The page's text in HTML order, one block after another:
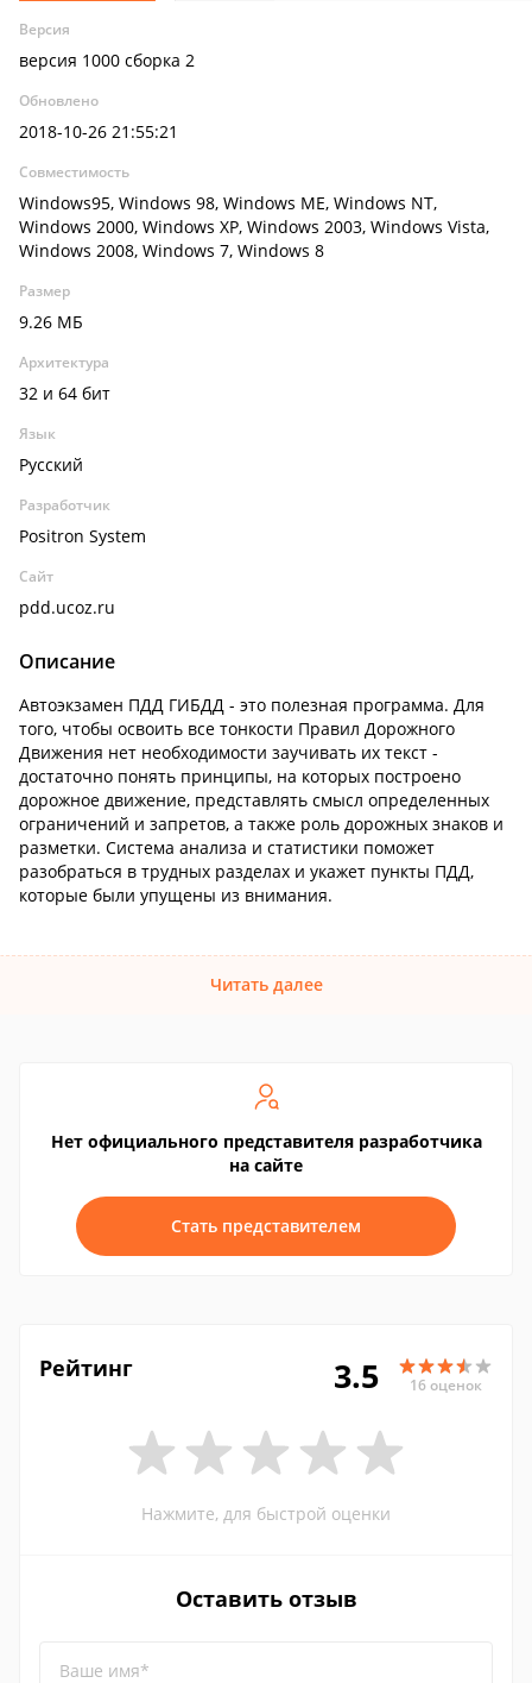
Версия
версия 1000 сборка 2
Обновлено
2018-10-26 21:55:21
Совместимость
Windows95, Windows 98, Windows ME, Windows NT,
Windows 2000, Windows XP, Windows 2003, Windows Vista,
Windows 2008, Windows 7, Windows 8
Размер
9.26 МБ
Архитектура
32 и 64 бит
Язык
Русский
Разработчик
Positron System
Сайт
pdd.ucoz.ru
Описание
Автоэкзамен ПДД ГИБДД - это полезная программа. Для
того, чтобы освоить все тонкости Правил Дорожного
Движения нет необходимости заучивать их текст -
достаточно понять принципы, на которых построено
дорожное движение, представлять смысл определенных
ограничений и запретов, а также роль дорожных знаков и
разметки. Система анализа и статистики поможет
разобраться в трудных разделах и укажет пункты ПДД,
которые были упущены из внимания.
Читать далее
Нет официального представителя разработчика
на сайте
Стать представителем
Рейтинг 3.5 16 оценок
Нажмите, для быстрой оценки
Оставить отзыв
Ваше имя*